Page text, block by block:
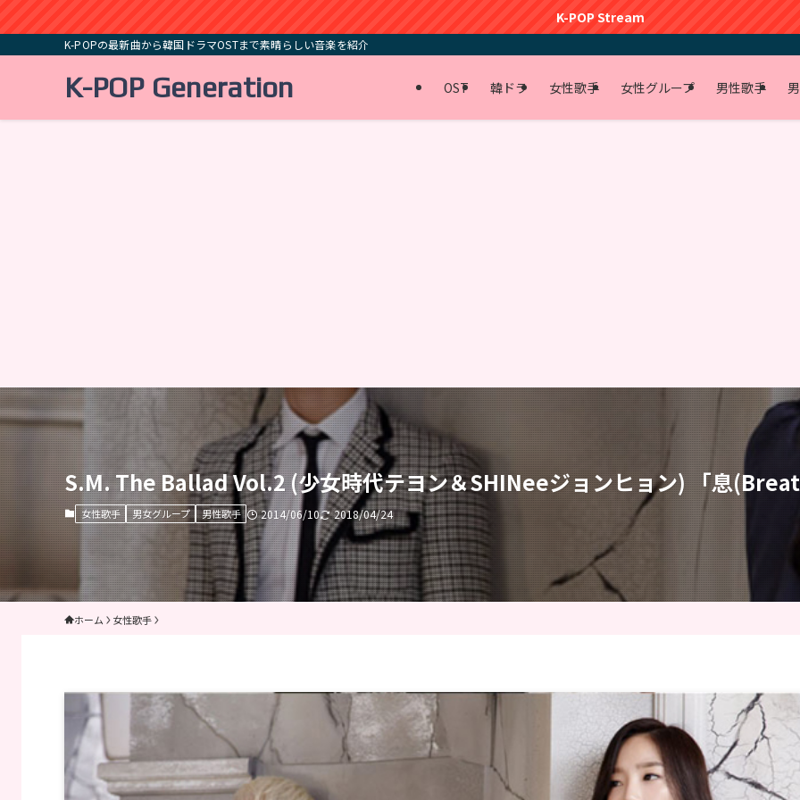
K-POP Stream
K-POPの最新曲から韓国ドラマOSTまで素晴らしい音楽を紹介
K-POP Generation OST 韓ドラ 女性歌手 女性グループ 男性歌手
S.M. The Ballad Vol.2 (少女時代テヨン＆SHINeeジョンヒョン) 「息
女性歌手 男女グループ 男性歌手 2014/06/10 2018/04/24
ホーム 女性歌手